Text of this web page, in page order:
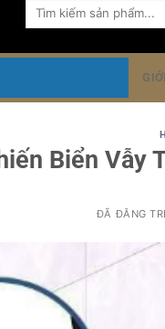
Tìm
Biển Vẫy
ĐÃ ĐĂNG